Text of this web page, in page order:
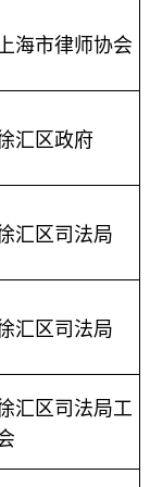
海市律师协会
汇区政府
汇区司法局
汇区司法局
汇区司法局工